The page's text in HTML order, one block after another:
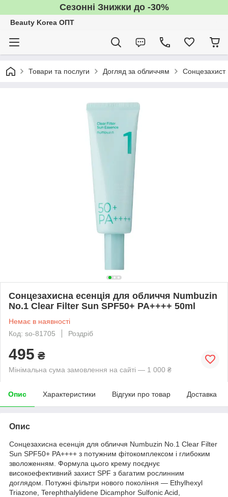
Сезонні Знижки до -30%
Beauty Korea ОПТ
Товари та послуги Догляд за обличчям Сонцезахист
Сонцезахисна есенція для обличчя Numbuzin
No.1 Clear Filter Sun SPF50+ PA++++ 50ml
Немає в наявності
Код: so-81705
Роздріб
495 ₴
Мінімальна сума замовлення на сайті — 1 000 ₴
Опис Характеристики Відгуки про товар Доставка
Опис
Сонцезахисна есенція для обличчя Numbuzin No.1 Clear Filter
Sun SPF50+ PA++++ з потужним фітокомплексом і глибоким
зволоженням. Формула цього крему поєднує
високоефективний захист SPF з багатим рослинним
доглядом. Потужні фільтри нового покоління — Ethylhexyl
Triazone, Terephthalylidene Dicamphor Sulfonic Acid,